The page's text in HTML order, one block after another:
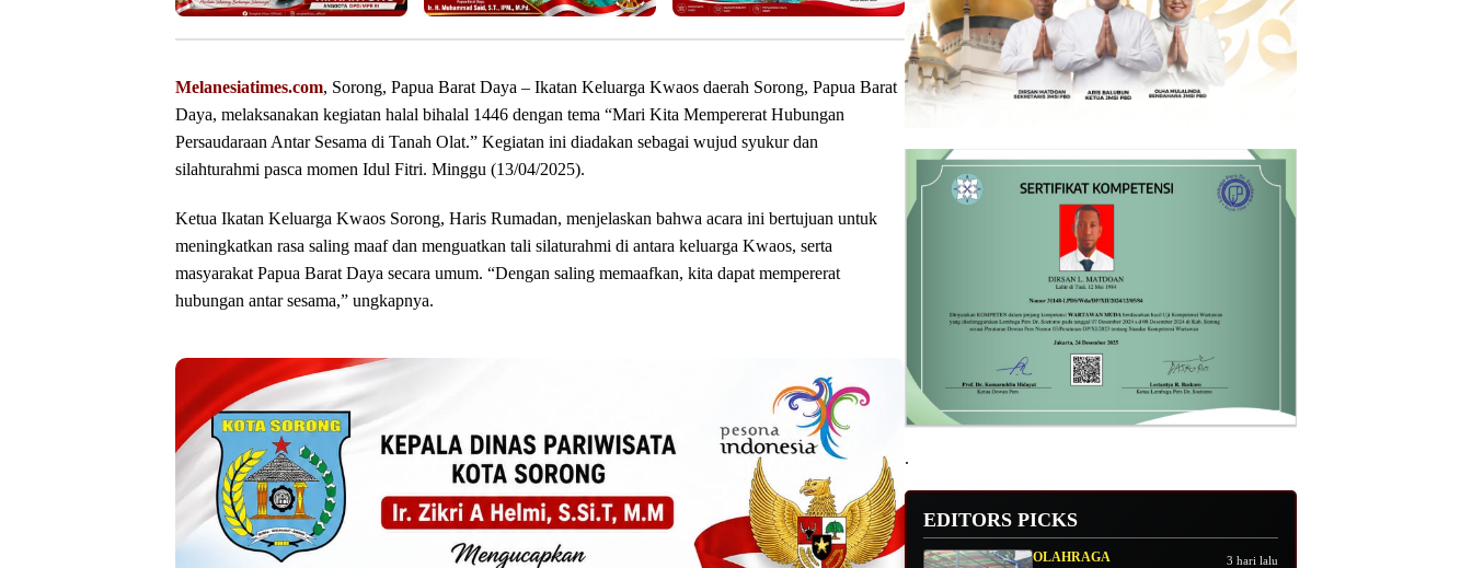
Melanesiatimes.com, Sorong, Papua Barat Daya – Ikatan Keluarga Kwaos daerah Sorong, Papua Barat
Daya, melaksanakan kegiatan halal bihalal 1446 dengan tema “Mari Kita Mempererat Hubungan
Persaudaraan Antar Sesama di Tanah Olat.” Kegiatan ini diadakan sebagai wujud syukur dan
silahturahmi pasca momen Idul Fitri. Minggu (13/04/2025).
Ketua Ikatan Keluarga Kwaos Sorong, Haris Rumadan, menjelaskan bahwa acara ini bertujuan untuk
meningkatkan rasa saling maaf dan menguatkan tali silaturahmi di antara keluarga Kwaos, serta
masyarakat Papua Barat Daya secara umum. “Dengan saling memaafkan, kita dapat mempererat
hubungan antar sesama,” ungkapnya.
.
EDITORS PICKS
OLAHRAGA 3 hari lalu